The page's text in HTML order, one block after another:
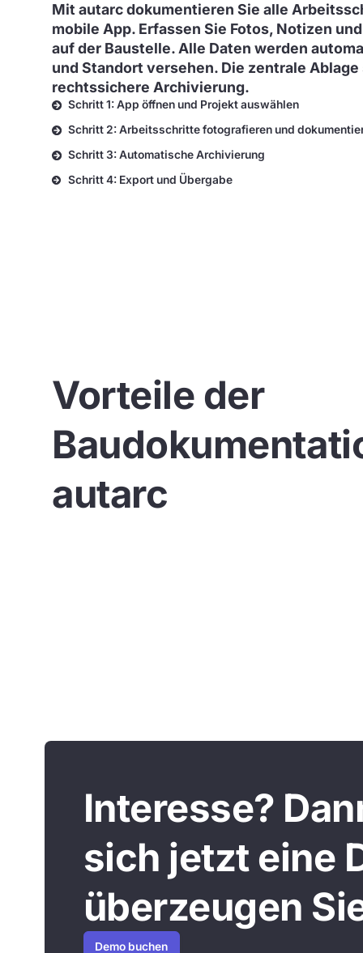
Mit autarc dokumentieren Sie alle
mobile App. Erfassen Sie Fotos, Notizen
auf der Baustelle. Alle Daten werden
und Standort versehen. Die zentrale
rechtssichere Archivierung.
Schritt 1: App öffnen und Projekt auswählen
Schritt 2: Arbeitsschritte fotografieren und
Schritt 3: Automatische Archivierung
Schritt 4: Export und Übergabe
Vorteile der
autarc
Interesse?
sich jetzt eine
überzeugen
Demo buchen